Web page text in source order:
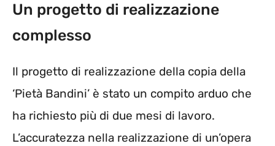
Un progetto di realizzazione
complesso
Il progetto di realizzazione della copia della
‘Pietà Bandini’ è stato un compito arduo che
ha richiesto più di due mesi di lavoro.
L’accuratezza nella realizzazione di un’opera